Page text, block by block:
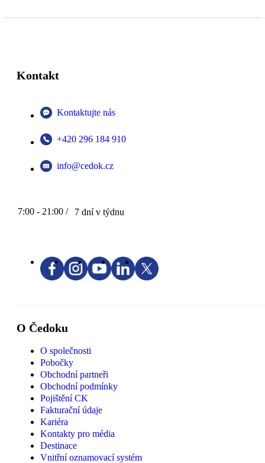
Kontakt
Kontaktujte nás
+420 296 184 910
info@cedok.cz
7:00 - 21:00 / 7 dní v týdnu
O Čedoku
O společnosti
Pobočky
Obchodní partneři
Obchodní podmínky
Pojištění CK
Fakturační údaje
Kariéra
Kontakty pro média
Destinace
Vnitřní oznamovací systém